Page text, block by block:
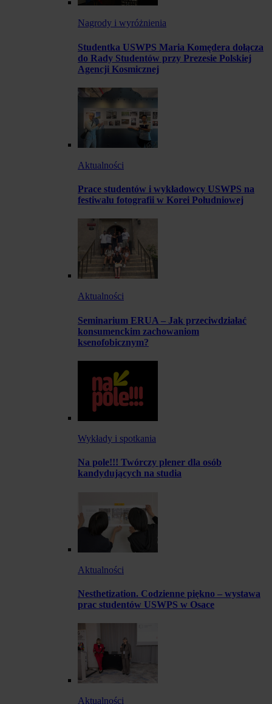
Nagrody i wyróżnienia
Studentka USWPS Maria Komędera dołącza
do Rady Studentów przy Prezesie Polskiej
Agencji Kosmicznej
Aktualności
Prace studentów i wykładowcy USWPS na
festiwalu fotografii w Korei Południowej
Aktualności
Seminarium ERUA – Jak przeciwdziałać
konsumenckim zachowaniom
ksenofobicznym?
Wykłady i spotkania
Na pole!!! Twórczy plener dla osób
kandydujących na studia
Aktualności
Nesthetization. Codzienne piękno – wystawa
prac studentów USWPS w Osace
Aktualności